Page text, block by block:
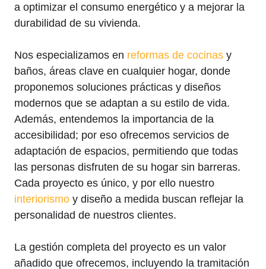
a optimizar el consumo energético y a mejorar la
durabilidad de su vivienda.
Nos especializamos en reformas de cocinas y
baños, áreas clave en cualquier hogar, donde
proponemos soluciones prácticas y diseños
modernos que se adaptan a su estilo de vida.
Además, entendemos la importancia de la
accesibilidad; por eso ofrecemos servicios de
adaptación de espacios, permitiendo que todas
las personas disfruten de su hogar sin barreras.
Cada proyecto es único, y por ello nuestro
interiorismo y diseño a medida buscan reflejar la
personalidad de nuestros clientes.
La gestión completa del proyecto es un valor
añadido que ofrecemos, incluyendo la tramitación